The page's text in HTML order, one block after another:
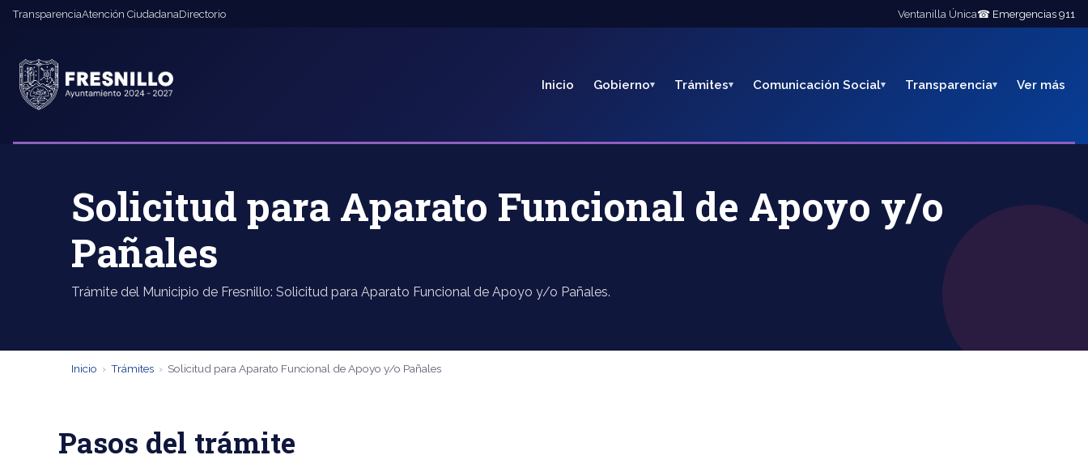
TransparenciaAtención CiudadanaDirectorio Ventanilla Única☎ Emergencias 911
Inicio Gobierno Trámites Comunicación Social Transparencia Ver más
Solicitud para Aparato Funcional de Apoyo y/o
Pañales
Trámite del Municipio de Fresnillo: Solicitud para Aparato Funcional de Apoyo y/o Pañales.
Inicio › Trámites › Solicitud para Aparato Funcional de Apoyo y/o Pañales
Pasos del trámite